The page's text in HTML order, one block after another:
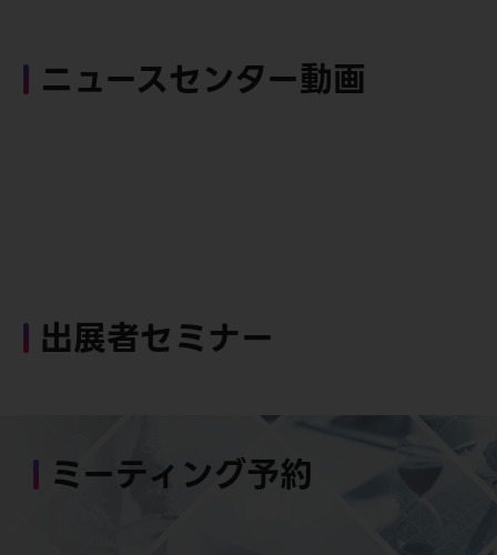
ニュースセンター動画
出展者セミナー
ミーティング予約